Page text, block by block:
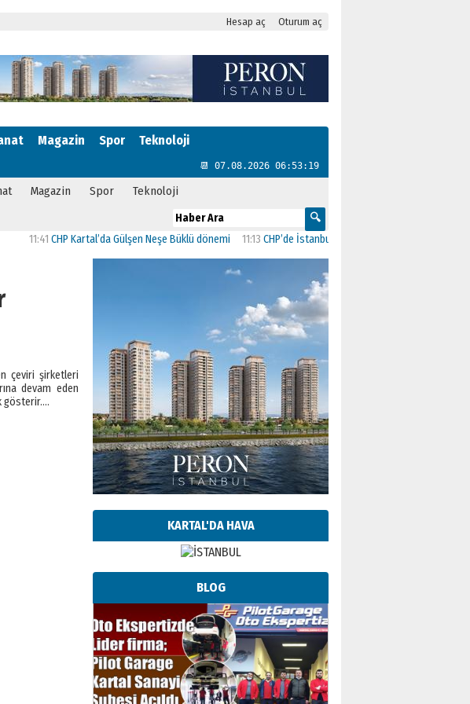
Hesap aç Oturum aç
Magazin Spor Teknoloji
📆 07.08.2026 06:53:20
Magazin Spor Teknoloji
CHP Kartal’da Gülşen Neşe Büklü dönemi 11:13 CHP’de İstanbul’daki 23 İlçenin Başkanları Belli Oldu
çeviri şirketleri
devam eden
gösterir….
KARTAL'DA HAVA
BLOG